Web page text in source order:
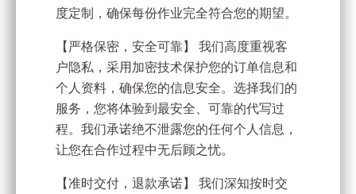
度定制，确保每份作业完全符合您的期望。
【严格保密，安全可靠】 我们高度重视客
户隐私，采用加密技术保护您的订单信息和
个人资料，确保您的信息安全。选择我们的
服务，您将体验到最安全、可靠的代写过
程。我们承诺绝不泄露您的任何个人信息，
让您在合作过程中无后顾之忧。
【准时交付，退款承诺】 我们深知按时交